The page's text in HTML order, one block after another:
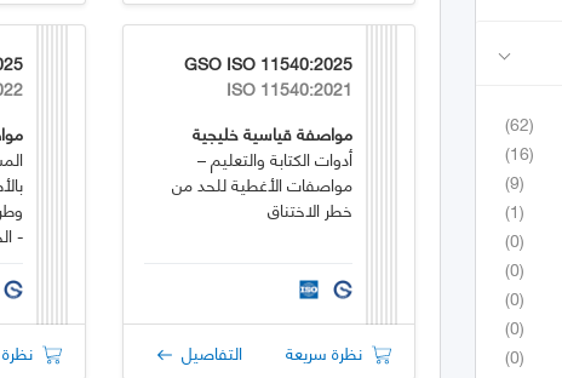
(62)
(16)
(9)
(1)
(0)
(0)
(0)
(0)
(0)
GSO ISO 11540:2025
ISO 11540:2021
مواصفة قياسية خليجية
أدوات الكتابة والتعليم –
مواصفات الأغطية للحد من
خطر الاختناق
نظرة سريعة التفاصيل نظرة